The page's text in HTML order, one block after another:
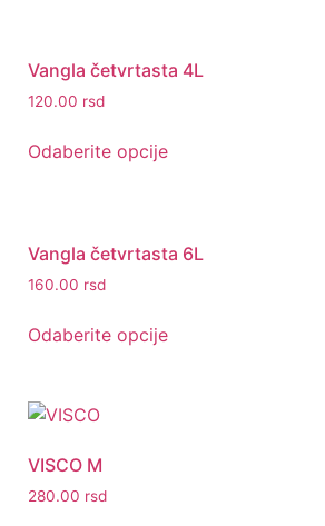
Vangla četvrtasta 4L
120.00 rsd
Odaberite opcije
Vangla četvrtasta 6L
160.00 rsd
Odaberite opcije
VISCO M
280.00 rsd